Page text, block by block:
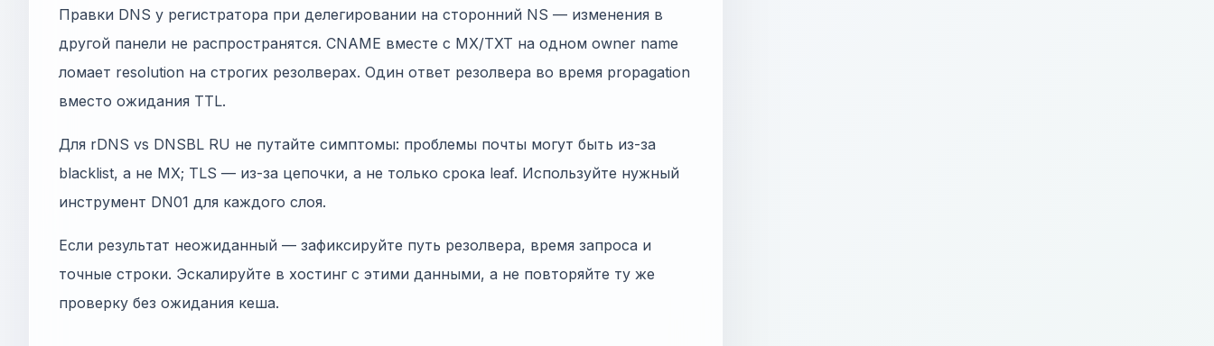
Правки DNS у регистратора при делегировании на сторонний NS — изменения в
другой панели не распространятся. CNAME вместе с MX/TXT на одном owner name
ломает resolution на строгих резолверах. Один ответ резолвера во время propagation
вместо ожидания TTL.
Для rDNS vs DNSBL RU не путайте симптомы: проблемы почты могут быть из-за
blacklist, а не MX; TLS — из-за цепочки, а не только срока leaf. Используйте нужный
инструмент DN01 для каждого слоя.
Если результат неожиданный — зафиксируйте путь резолвера, время запроса и
точные строки. Эскалируйте в хостинг с этими данными, а не повторяйте ту же
проверку без ожидания кеша.